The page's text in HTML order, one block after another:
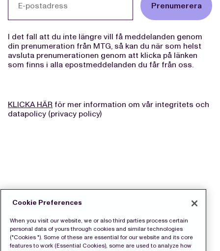
Prenumerera
I det fall att du inte längre vill få meddelanden genom
din prenumeration från MTG, så kan du när som helst
avsluta prenumerationen genom att klicka på länken
som finns i alla epostmeddelanden du får från oss.
KLICKA HÄR för mer information om vår integritets och
datapolicy (privacy policy)
Cookie Preferences
When you visit our website, we or also third parties process certain
personal data of yours through cookies and similar technologies
("Cookies "). Some of these are essential for our website and its core
features to work (Essential Cookies), some are used to analyze how